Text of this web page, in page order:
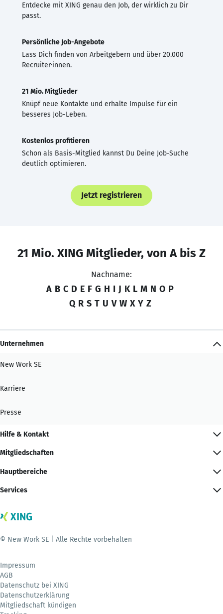
Entdecke mit XING genau den Job, der wirklich zu Dir
passt.
Persönliche Job-Angebote
Lass Dich finden von Arbeitgebern und über 20.000
Recruiter·innen.
21 Mio. Mitglieder
Knüpf neue Kontakte und erhalte Impulse für ein
besseres Job-Leben.
Kostenlos profitieren
Schon als Basis-Mitglied kannst Du Deine Job-Suche
deutlich optimieren.
Jetzt registrieren
21 Mio. XING Mitglieder, von A bis Z
Nachname:
A B C D E F G H I J K L M N O P
Q R S T U V W X Y Z
Unternehmen
New Work SE
Karriere
Presse
Hilfe & Kontakt
Mitgliedschaften
Hauptbereiche
Services
© New Work SE | Alle Rechte vorbehalten
Impressum
AGB
Datenschutz bei XING
Datenschutzerklärung
Mitgliedschaft kündigen